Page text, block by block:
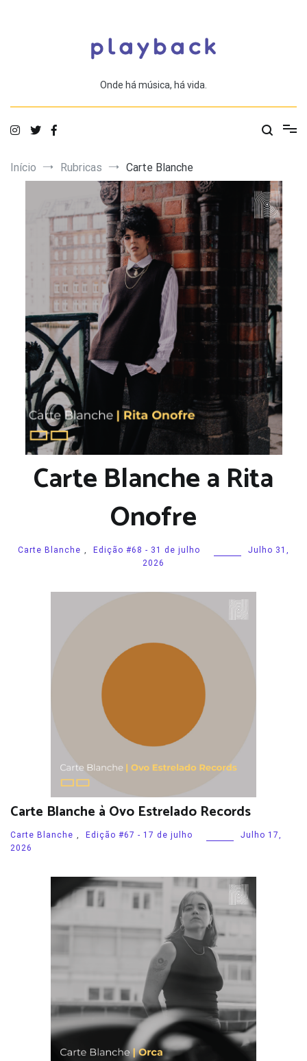
Onde há música, há vida.
Início Rubricas Carte Blanche
Carte Blanche a Rita
Onofre
Carte Blanche , Edição #68 - 31 de julho
Julho 31,
2026
Carte Blanche à Ovo Estrelado Records
Carte Blanche , Edição #67 - 17 de julho
Julho 17,
2026